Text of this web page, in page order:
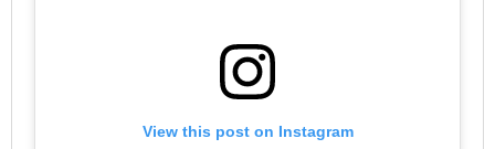
View this post on Instagram